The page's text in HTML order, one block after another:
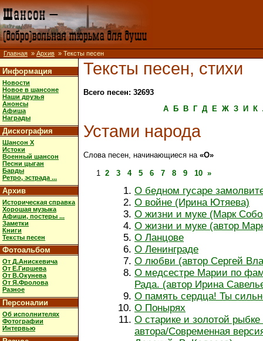
Главная » Архив » Тексты песен
Информация
Новости
Новое в шансоне
Наши друзья
Анонсы
Афиша
Награды
Дискография
Шансон X
Истоки
Военный шансон
Песни цыган
Барды
Ретро, эстрада ...
Архив
Историческая справка
Хорошая музыка
Афиши, постеры ...
Заметки
Книги
Тексты песен
Фотоальбом
От Д.Анискевича
От Е.Гиршева
От В.Окунева
От Я.Фролова
Разное
Персоналии
Об исполнителях
Фотографии
Интервью
Тексты песен, стихи
Всего песен: 32693
А
Б В Г Д Е Ж З И К
Устами народа
Слова песен, начинающиеся на «О»
1 2 3 4 5 6 7 8 9 10 »
О бедном гусаре
О войне (Ирина Ютяева)
О жизни и муке (Марк
О жизни и муке (автор
О Ланцове
О Ленинграде
О любви (автор Сергей
О медсестре Марии по
Рада. (автор Ирина
О память сердца! Ты
О Понырях
О старике и золотой
автора/Современная